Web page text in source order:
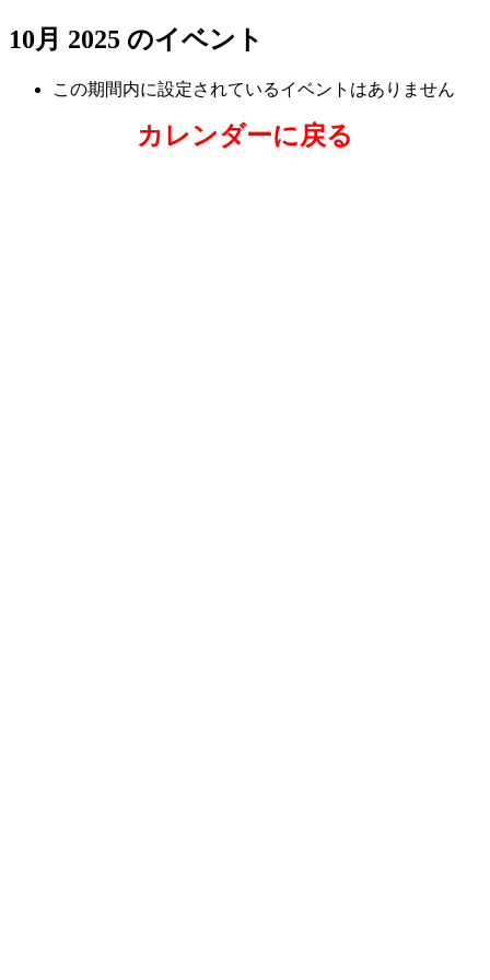
10月 2025 のイベント
この期間内に設定されているイベントはありません
カレンダーに戻る